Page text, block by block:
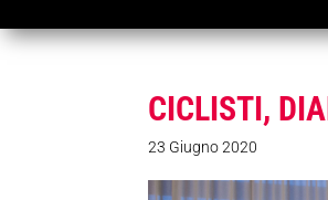
CICLISTI,
23 Giugno 2020